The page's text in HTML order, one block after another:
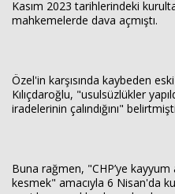
Kasım 2023 tarihlerindeki
mahkemelerde dava açmıştı.
Özel'in karşısında kaybeden
Kılıçdaroğlu, "usulsüzlükler
iradelerinin çalındığını"
Buna rağmen, "CHP’ye
kesmek" amacıyla 6 Nisan'da